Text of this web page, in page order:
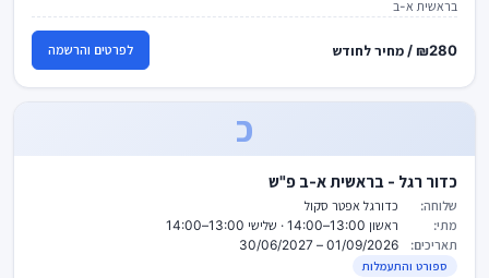
בראשית א-ב
₪280 / מחיר לחודש לפרטים והרשמה
כ
כדור רגל - בראשית א-ב פ"ש
שלוחה:
כדורגל אפטר סקול
מתי:
ראשון 13:00–14:00 · שלישי 13:00–14:00
תאריכים:
01/09/2026 – 30/06/2027
ספורט והתעמלות